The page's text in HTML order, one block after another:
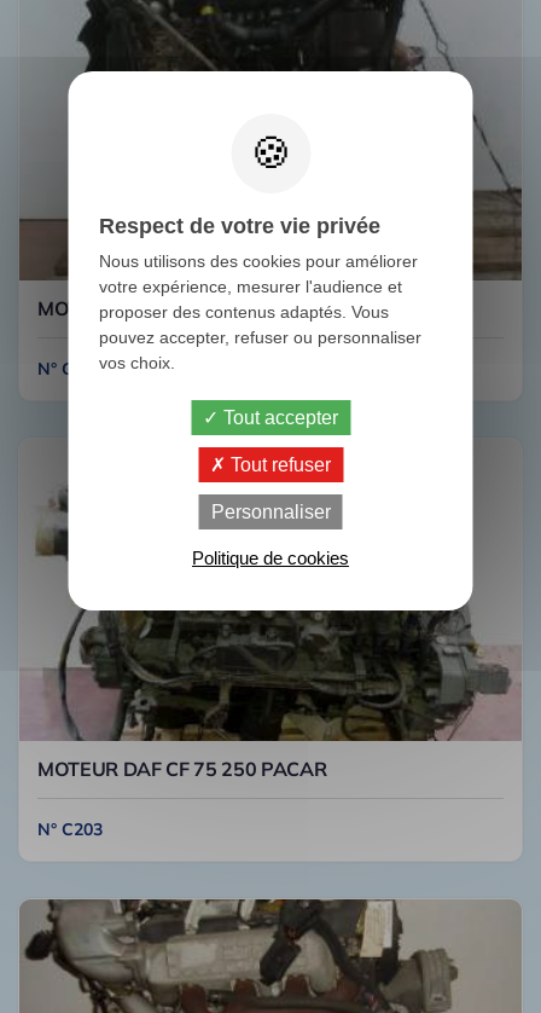
MOTEUR IVECO 35C11
N° G121
MOTEUR DAF CF 75 250 PACAR
N° C203
Respect de votre vie privée
Nous utilisons des cookies pour améliorer
votre expérience, mesurer l'audience et
proposer des contenus adaptés. Vous
pouvez accepter, refuser ou personnaliser
vos choix.
Tout accepter
Tout refuser
Personnaliser
Politique de cookies